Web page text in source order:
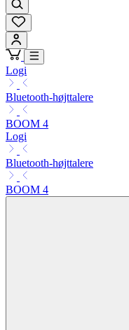
Logi
Bluetooth-højttalere
BOOM 4
Logi
Bluetooth-højttalere
BOOM 4